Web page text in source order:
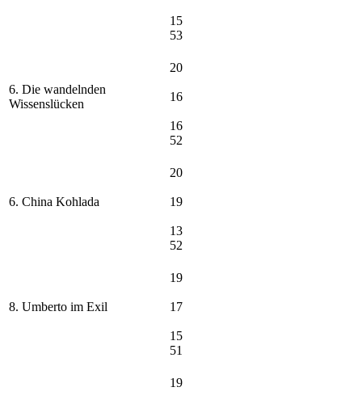
15
53
6. Die wandelnden
Wissenslücken
20
16
16
52
6. China Kohlada
20
19
13
52
8. Umberto im Exil
19
17
15
51
19